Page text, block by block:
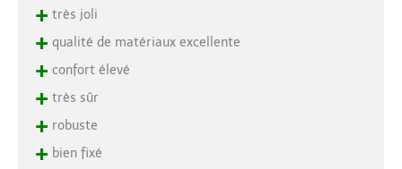
+ très joli
+ qualité de matériaux excellente
+ confort élevé
+ très sûr
+ robuste
+ bien fixé